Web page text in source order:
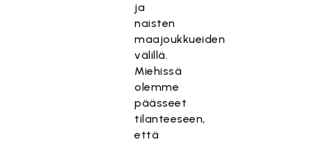
ja
naisten
maajoukkueiden
välillä.
Miehissä
olemme
päässeet
tilanteeseen,
että